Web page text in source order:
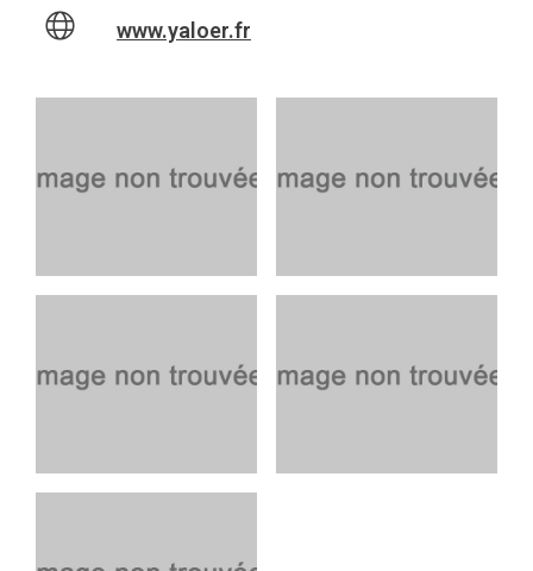
www.yaloer.fr